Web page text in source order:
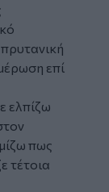
επί
ελπίζω
πως
τέτοια